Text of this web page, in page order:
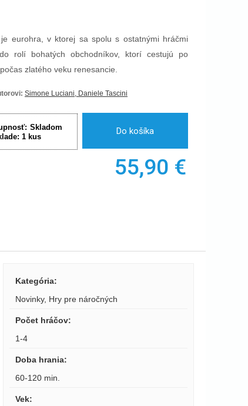
je eurohra, v ktorej sa spolu s ostatnými hráčmi
rolí bohatých obchodníkov, ktorí cestujú po
zlatého veku renesancie.
Simone Luciani, Daniele Tascini
Skladom
1 kus
Do košíka
55,90 €
Kategória:
Novinky, Hry pre náročných
Počet hráčov:
1-4
Doba hrania:
60-120 min.
Vek: